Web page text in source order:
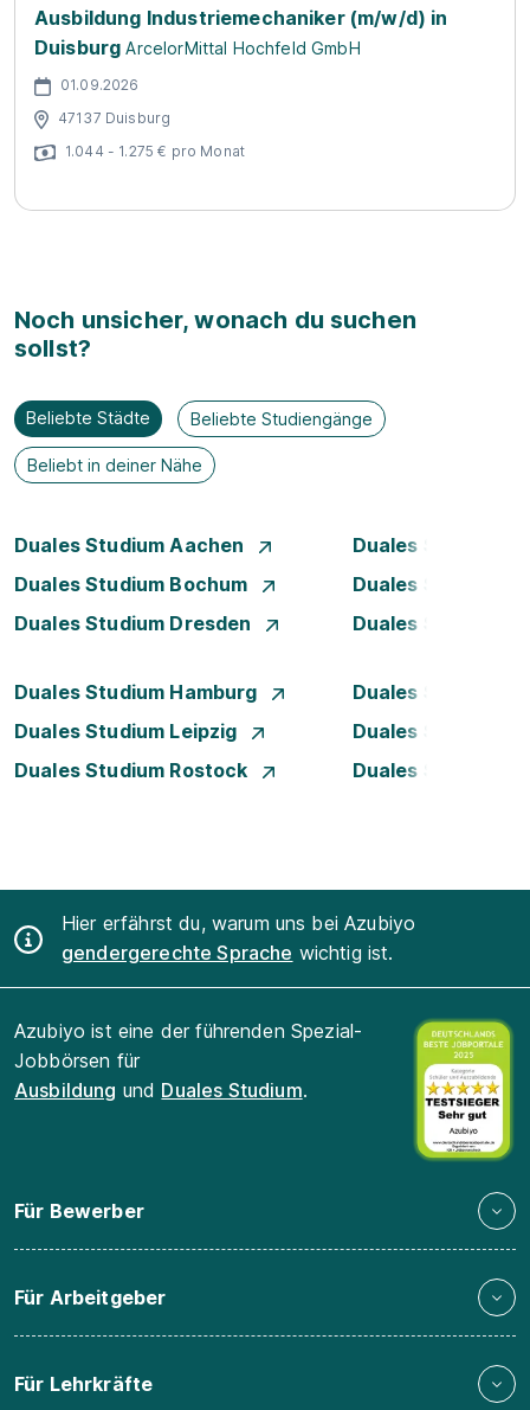
Ausbildung Industriemechaniker (m/w/d) in
Duisburg ArcelorMittal Hochfeld GmbH
01.09.2026
47137 Duisburg
1.044 - 1.275 € pro Monat
Noch unsicher, wonach du suchen
sollst?
Beliebte Städte Beliebte Studiengänge
Beliebt in deiner Nähe
Duales Studium Aachen
Duales Studium
Duales Studium Bochum
Duales Studium
Duales Studium Dresden
Duales Studium
Duales Studium Hamburg
Duales Studium
Duales Studium Leipzig
Duales Studium
Duales Studium Rostock
Duales Studium
Hier erfährst du, warum uns bei Azubiyo
gendergerechte Sprache wichtig ist.
Azubiyo ist eine der führenden Spezial-
Jobbörsen für
Ausbildung und Duales Studium.
Für Bewerber
Für Arbeitgeber
Für Lehrkräfte